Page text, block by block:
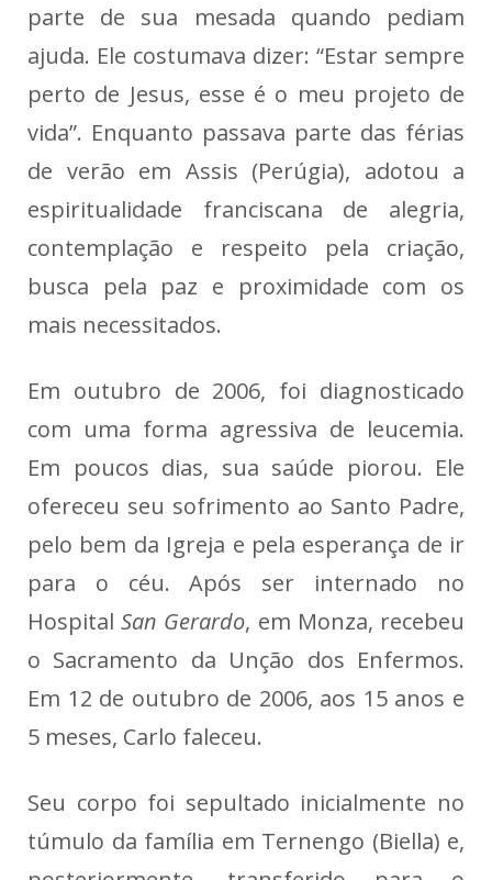
parte de sua mesada quando pediam
ajuda. Ele costumava dizer: “Estar sempre
perto de Jesus, esse é o meu projeto de
vida”. Enquanto passava parte das férias
de verão em Assis (Perúgia), adotou a
espiritualidade franciscana de alegria,
contemplação e respeito pela criação,
busca pela paz e proximidade com os
mais necessitados.
Em outubro de 2006, foi diagnosticado
com uma forma agressiva de leucemia.
Em poucos dias, sua saúde piorou. Ele
ofereceu seu sofrimento ao Santo Padre,
pelo bem da Igreja e pela esperança de ir
para o céu. Após ser internado no
HospitalSan Gerardo, em Monza, recebeu
o Sacramento da Unção dos Enfermos.
Em 12 de outubro de 2006, aos 15 anos e
5 meses, Carlo faleceu.
Seu corpo foi sepultado inicialmente no
túmulo da família em Ternengo (Biella) e,